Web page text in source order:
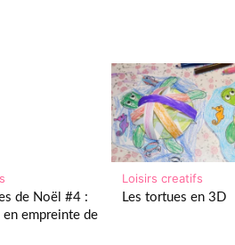
de Noël #4 :
en empreinte de
Loisirs creatifs
Les tortues en 3D